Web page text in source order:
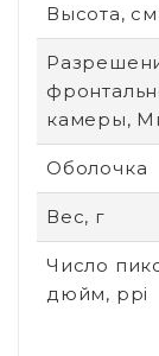
Высота, см
камеры,
Оболочка
Вес, г
Число
дюйм, ppi